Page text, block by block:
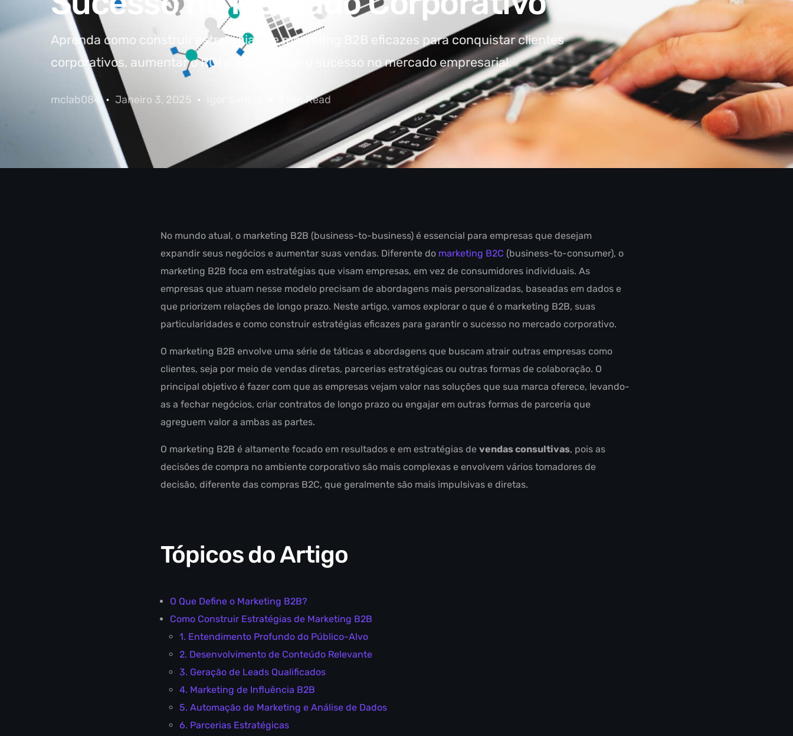
Aprenda como construir estratégias de marketing B2B eficazes para conquistar clientes
corporativos, aumentar o ROI e impulsionar o sucesso no mercado empresarial.
mclab084 Janeiro 3, 2025 8 Min Read
No mundo atual, o marketing B2B (business-to-business) é essencial para empresas que desejam
expandir seus negócios e aumentar suas vendas. Diferente do marketing B2C (business-to-consumer), o
marketing B2B foca em estratégias que visam empresas, em vez de consumidores individuais. As
empresas que atuam nesse modelo precisam de abordagens mais personalizadas, baseadas em dados e
que priorizem relações de longo prazo. Neste artigo, vamos explorar o que é o marketing B2B, suas
particularidades e como construir estratégias eficazes para garantir o sucesso no mercado corporativo.
O marketing B2B envolve uma série de táticas e abordagens que buscam atrair outras empresas como
clientes, seja por meio de vendas diretas, parcerias estratégicas ou outras formas de colaboração. O
principal objetivo é fazer com que as empresas vejam valor nas soluções que sua marca oferece, levando-
as a fechar negócios, criar contratos de longo prazo ou engajar em outras formas de parceria que
agreguem valor a ambas as partes.
O marketing B2B é altamente focado em resultados e em estratégias de vendas consultivas, pois as
decisões de compra no ambiente corporativo são mais complexas e envolvem vários tomadores de
decisão, diferente das compras B2C, que geralmente são mais impulsivas e diretas.
Tópicos do Artigo
O Que Define o Marketing B2B?
Como Construir Estratégias de Marketing B2B
1. Entendimento Profundo do Público-Alvo
2. Desenvolvimento de Conteúdo Relevante
3. Geração de Leads Qualificados
4. Marketing de Influência B2B
5. Automação de Marketing e Análise de Dados
6. Parcerias Estratégicas